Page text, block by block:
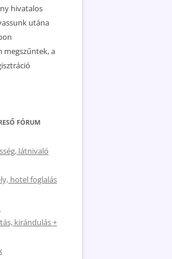
hivatalos
utána
megszűntek, a
FÓRUM
látnivaló
hotel foglalás
kirándulás +